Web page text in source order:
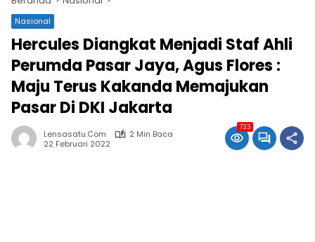
Nasional
Hercules Diangkat Menjadi Staf Ahli
Perumda Pasar Jaya, Agus Flores :
Maju Terus Kakanda Memajukan
Pasar Di DKI Jakarta
Lensasatu.com
2 Min Baca
22 Februari 2022
733